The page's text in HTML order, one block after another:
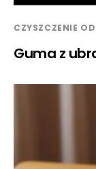
CZYSZCZENIE
Guma z